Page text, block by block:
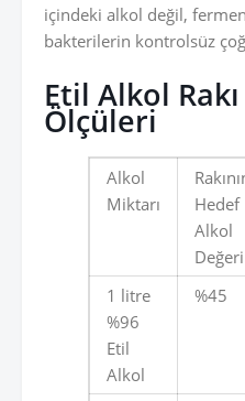
içindeki alkol değil,
bakterilerin kontrolsüz
Etil Alkol Rakı
Ölçüleri
Alkol
Miktarı
Hedef
Alkol
Değeri
1 litre
%96
Etil
Alkol
%45